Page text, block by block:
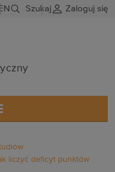
EN Szukaj Zaloguj się
liczyć deficyt punktów